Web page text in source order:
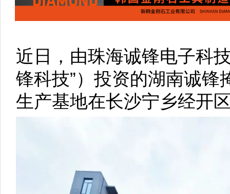
近日，由珠海诚锋电子科
锋科技”）投资的湖南诚锋
生产基地在长沙宁乡经开